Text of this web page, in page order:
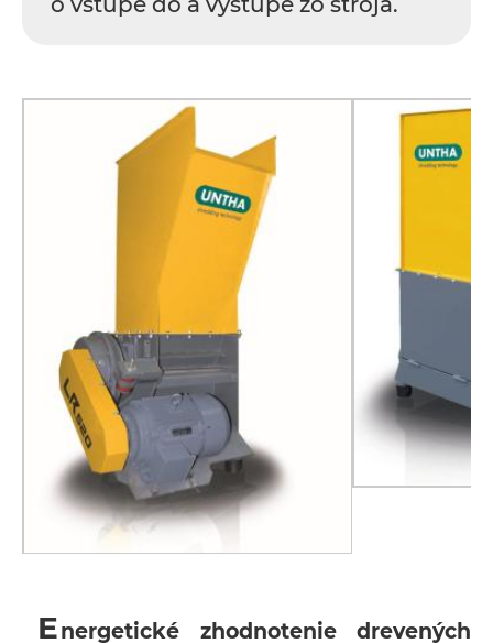
Energetické zhodnotenie drevených